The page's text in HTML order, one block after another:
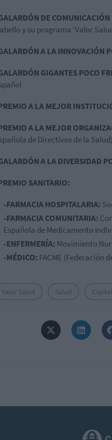
DE
y su programa ‘Valor
A LA INNOVACIÓN
GIGANTES POCO
A LA MEJOR
A LA MEJOR
de Directivos de la Salud)
A LA DIVERSIDAD
SANITARIO:
-FARMACIA HOSPITALARIA:
-FARMACIA COMUNITARIA:
Española de Medicamento
-ENFERMERÍA: Movimiento
-MÉDICO: FACME (Federación
Valor Salud Salud